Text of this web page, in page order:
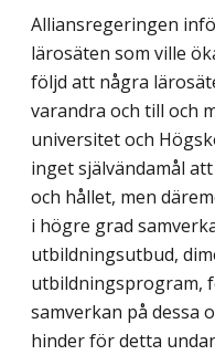
Alliansregeringen
lärosäten som ville
följd att några
varandra och till och
universitet och
inget självändamål
och hållet, men
i högre grad
utbildningsutbud,
utbildningsprogram,
samverkan på dessa
hinder för detta